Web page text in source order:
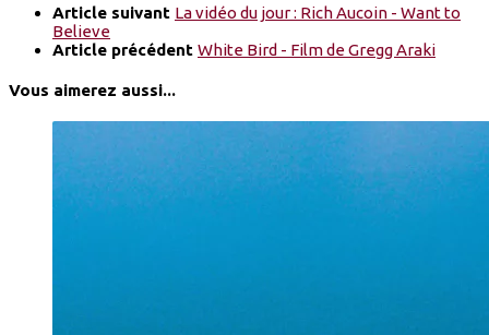
Article suivant La vidéo du jour : Rich Aucoin - Want to
Believe
Article précédent White Bird - Film de Gregg Araki
Vous aimerez aussi...